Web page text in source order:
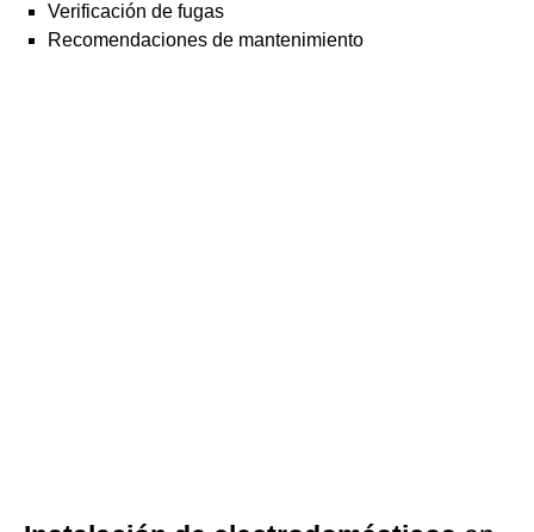
Verificación de fugas
Recomendaciones de mantenimiento